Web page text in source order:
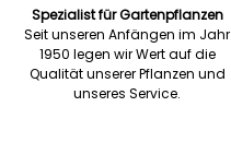
Spezialist für Gartenpflanzen
Seit unseren Anfängen im Jahr
1950 legen wir Wert auf die
Qualität unserer Pflanzen und
unseres Service.